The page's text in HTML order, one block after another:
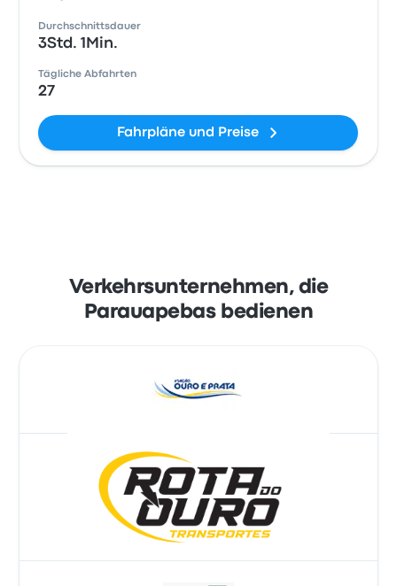
Durchschnittsdauer
3Std. 1Min.
Tägliche Abfahrten
27
Fahrpläne und Preise
Verkehrsunternehmen, die
Parauapebas bedienen